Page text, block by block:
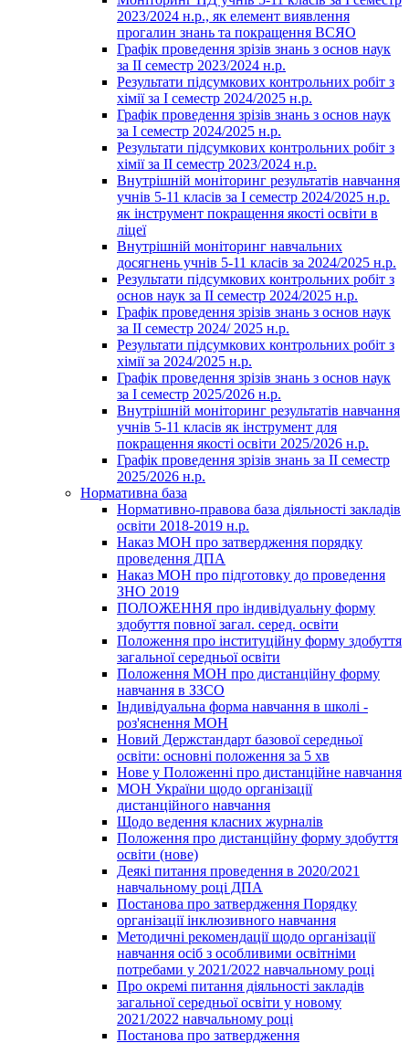
2023/2024 н.р., як елемент виявлення
прогалин знань та покращення ВСЯО
Графік проведення зрізів знань з основ наук
за ІІ семестр 2023/2024 н.р.
Результати підсумкових контрольних робіт з
хімії за І семестр 2024/2025 н.р.
Графік проведення зрізів знань з основ наук
за І семестр 2024/2025 н.р.
Результати підсумкових контрольних робіт з
хімії за ІІ семестр 2023/2024 н.р.
Внутрішній моніторинг результатів навчання
учнів 5-11 класів за І семестр 2024/2025 н.р.
як інструмент покращення якості освіти в
ліцеї
Внутрішній моніторинг навчальних
досягнень учнів 5-11 класів за 2024/2025 н.р.
Результати підсумкових контрольних робіт з
основ наук за ІІ семестр 2024/2025 н.р.
Графік проведення зрізів знань з основ наук
за ІІ семестр 2024/ 2025 н.р.
Результати підсумкових контрольних робіт з
хімії за 2024/2025 н.р.
Графік проведення зрізів знань з основ наук
за І семестр 2025/2026 н.р.
Внутрішній моніторинг результатів навчання
учнів 5-11 класів як інструмент для
покращення якості освіти 2025/2026 н.р.
Графік проведення зрізів знань за ІІ семестр
2025/2026 н.р.
Нормативна база
Нормативно-правова база діяльності закладів
освіти 2018-2019 н.р.
Наказ МОН про затвердження порядку
проведення ДПА
Наказ МОН про підготовку до проведення
ЗНО 2019
ПОЛОЖЕННЯ про індивідуальну форму
здобуття повної загал. серед. освіти
Положення про інституційну форму здобуття
загальної середньої освіти
Положення МОН про дистанційну форму
навчання в ЗЗСО
Індивідуальна форма навчання в школі -
роз'яснення МОН
Новий Держстандарт базової середньої
освіти: основні положення за 5 хв
Нове у Положенні про дистанційне навчання
МОН України щодо організації
дистанційного навчання
Щодо ведення класних журналів
Положення про дистанційну форму здобуття
освіти (нове)
Деякі питання проведення в 2020/2021
навчальному році ДПА
Постанова про затвердження Порядку
організації інклюзивного навчання
Методичні рекомендації щодо організації
навчання осіб з особливими освітніми
потребами у 2021/2022 навчальному році
Про окремі питання діяльності закладів
загальної середньої освіти у новому
2021/2022 навчальному році
Постанова про затвердження